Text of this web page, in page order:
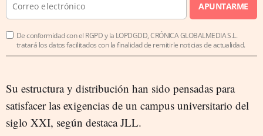
APUNTARME
De conformidad con el RGPD y la LOPDGDD, CRÓNICA GLOBALMEDIA S.L.
tratará los datos facilitados con la finalidad de remitirle noticias de actualidad.
Su estructura y distribución han sido pensadas para
satisfacer las exigencias de un campus universitario del
siglo XXI, según destaca JLL.